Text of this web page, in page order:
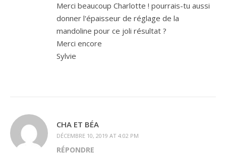
Merci beaucoup Charlotte ! pourrais-tu aussi
donner l'épaisseur de réglage de la
mandoline pour ce joli résultat ?
Merci encore
Sylvie
CHA ET BÉA
DÉCEMBRE 10, 2019 AT 4:02 PM
RÉPONDRE